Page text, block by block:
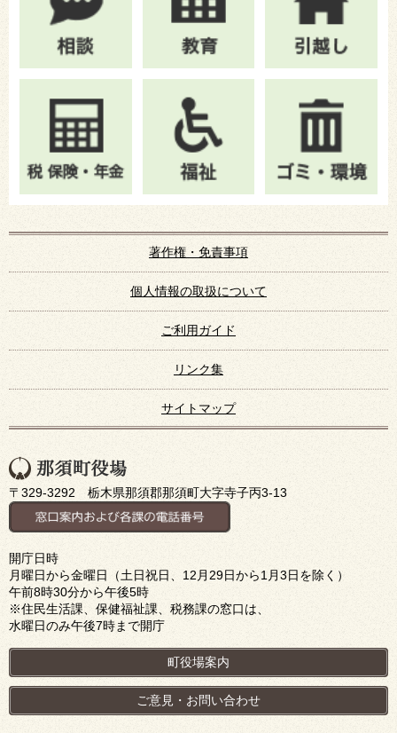
著作権・免責事項
個人情報の取扱について
ご利用ガイド
リンク集
サイトマップ
〒329-3292 栃木県那須郡那須町大字寺子丙3-13
開庁日時
月曜日から金曜日（土日祝日、12月29日から1月3日を除く）
午前8時30分から午後5時
※住民生活課、保健福祉課、税務課の窓口は、
水曜日のみ午後7時まで開庁
町役場案内
ご意見・お問い合わせ